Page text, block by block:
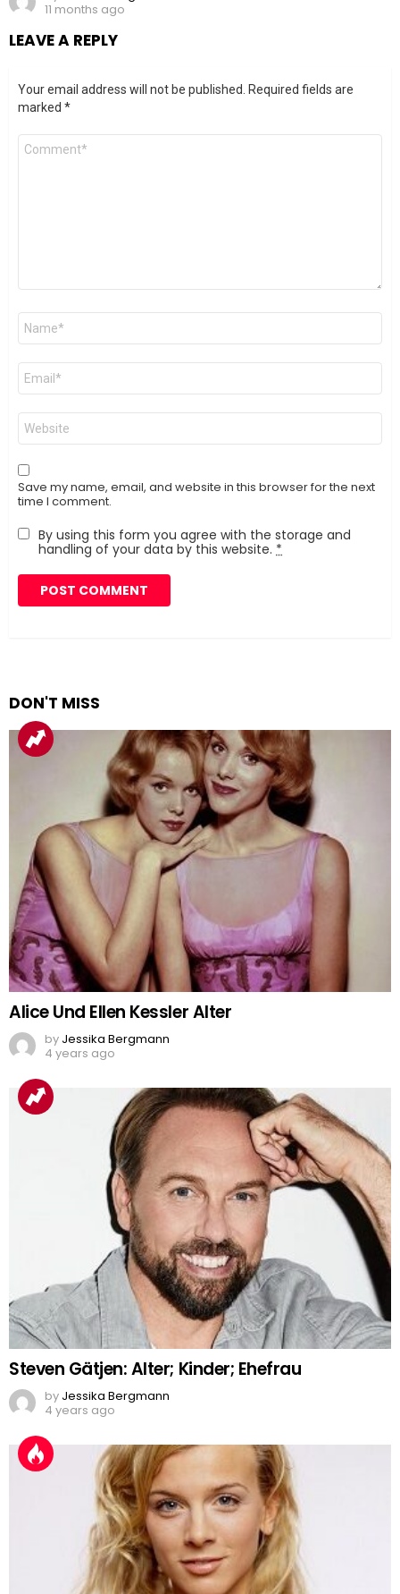
11 months ago
LEAVE A REPLY
Your email address will not be published.
Required fields are
marked *
Comment
Name
Email
Website
Save my name, email, and website in this browser for the next
time I comment.
By using this form you agree with the storage and
handling of your data by this website. *
DON'T MISS
Alice Und Ellen Kessler Alter
by Jessika Bergmann
4 years ago
Steven Gätjen: Alter; Kinder; Ehefrau
by Jessika Bergmann
4 years ago